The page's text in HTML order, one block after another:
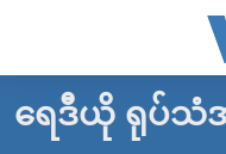
လွယ်ကူ
မူလစာမျက်နှာ
ရေဒီယို ရုပ်သံ